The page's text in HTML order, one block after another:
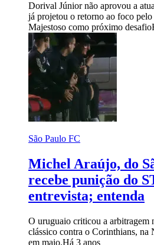
Dorival Júnior não aprovou a
já projetou o retorno ao foco
Majestoso como próximo desafio
São Paulo FC
Michel Araújo, do
recebe punição do
entrevista; entenda
O uruguaio criticou a arbitragem
clássico contra o Corinthians, na
em maio.Há 3 anos